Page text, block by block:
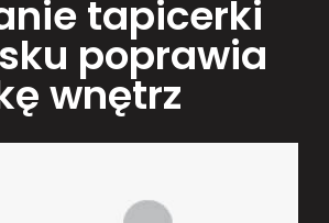
tapicerki
poprawia
wnętrz